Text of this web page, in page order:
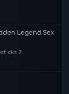
Legend Sex
2